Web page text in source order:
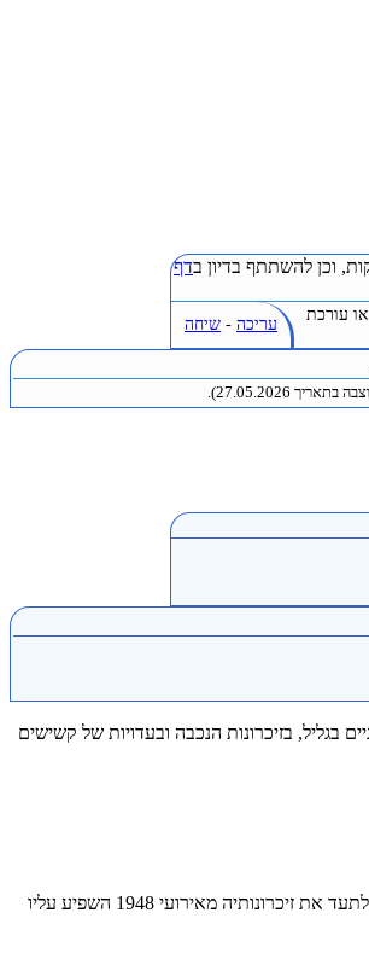
וכן להשתתף בדיון בדף
עורכת
עריכה - שיחה
27.05.2026).
בגליל, בזיכרונות הנכבה ובעדויות של קשישים
חאיק נולד וגדל בכפר עיילבון שבגליל. מגיל צעיר החל להתעניין בהיסטוריה המקומית, בתיעוד הזיכרון הפלסטיני ובאיסוף עדויות מהדור המבוגר. לדבריו, מות סבתו לפני שהספיק לתעד את זיכרונותיה מאירועי 1948 השפיע עליו